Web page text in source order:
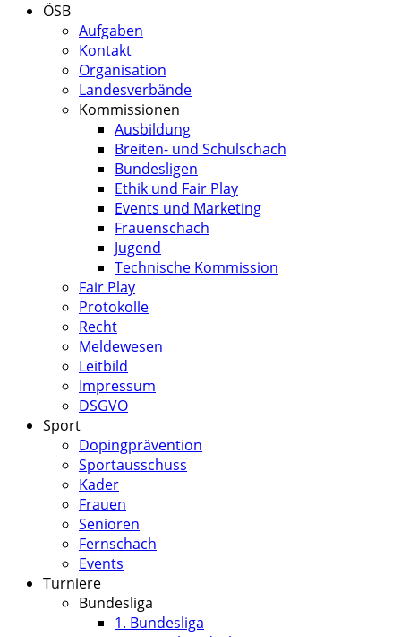
ÖSB
Aufgaben
Kontakt
Organisation
Landesverbände
Kommissionen
Ausbildung
Breiten- und Schulschach
Bundesligen
Ethik und Fair Play
Events und Marketing
Frauenschach
Jugend
Technische Kommission
Fair Play
Protokolle
Recht
Meldewesen
Leitbild
Impressum
DSGVO
Sport
Dopingprävention
Sportausschuss
Kader
Frauen
Senioren
Fernschach
Events
Turniere
Bundesliga
1. Bundesliga